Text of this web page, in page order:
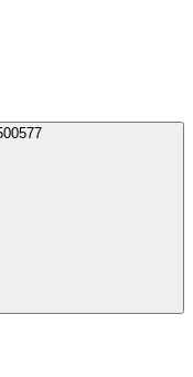
+7 (8442) 500577